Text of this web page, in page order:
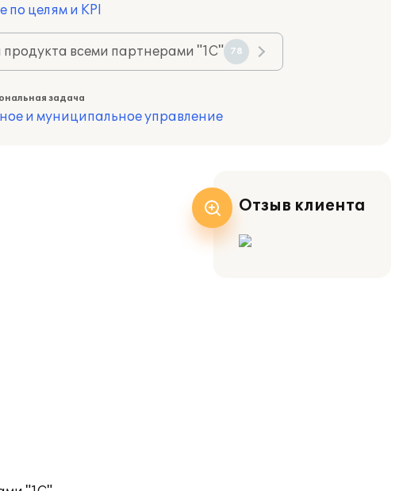
по целям и KPI
всеми партнерами "1С" 78
задача
и муниципальное управление
Отзыв клиента